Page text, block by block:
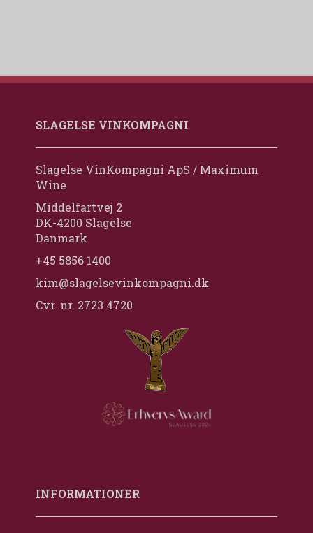
SLAGELSE VINKOMPAGNI
Slagelse VinKompagni ApS / Maximum
Wine
Middelfartvej 2
DK-4200 Slagelse
Danmark
+45 5856 1400
kim@slagelsevinkompagni.dk
Cvr. nr. 2723 4720
INFORMATIONER